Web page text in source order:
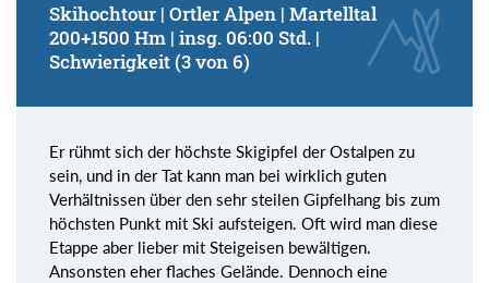
Skihochtour | Ortler Alpen | Martelltal
200+1500 Hm | insg. 06:00 Std. |
Schwierigkeit (3 von 6)
Er rühmt sich der höchste Skigipfel der Ostalpen zu
sein, und in der Tat kann man bei wirklich guten
Verhältnissen über den sehr steilen Gipfelhang bis zum
höchsten Punkt mit Ski aufsteigen. Oft wird man diese
Etappe aber lieber mit Steigeisen bewältigen.
Ansonsten eher flaches Gelände. Dennoch eine